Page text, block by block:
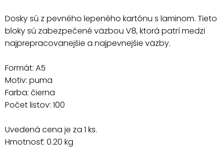
Dosky sú z pevného lepeného kartónu s laminom. Tieto
bloky sú zabezpečené väzbou V8, ktorá patrí medzi
najprepracovanejšie a najpevnejšie väzby.
Formát: A5
Motiv: puma
Farba: čierna
Počet listov: 100
Uvedená cena je za 1 ks.
Hmotnosť: 0.20 kg